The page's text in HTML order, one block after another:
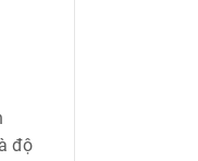
độ